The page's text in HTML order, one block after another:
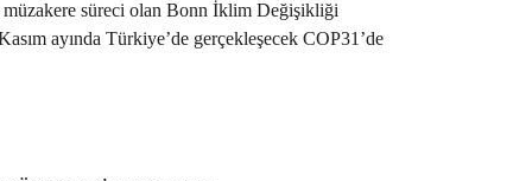
süreci olan Bonn İklim Değişikliği
ayında Türkiye’de gerçekleşecek COP31’de